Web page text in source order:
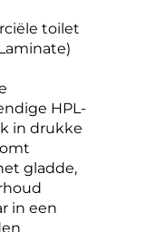
toilet
HPL-
in drukke
gladde,
in een